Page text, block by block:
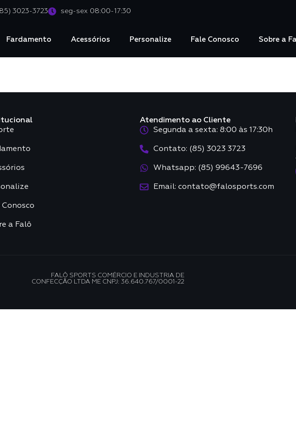
3023-3723 seg-sex 08:00-17:30
Fardamento Acessórios Personalize Fale Conosco Sobre a
Conosco
a Falô
Atendimento ao Cliente
Segunda a sexta: 8:00 às 17:30h
Contato: (85) 3023 3723
Whatsapp: (85) 99643-7696
Email: contato@falosports.com
FALÔ SPORTS COMÉRCIO E INDUSTRIA DE
CONFECÇÃO LTDA ME CNPJ: 36.640.767/0001-22